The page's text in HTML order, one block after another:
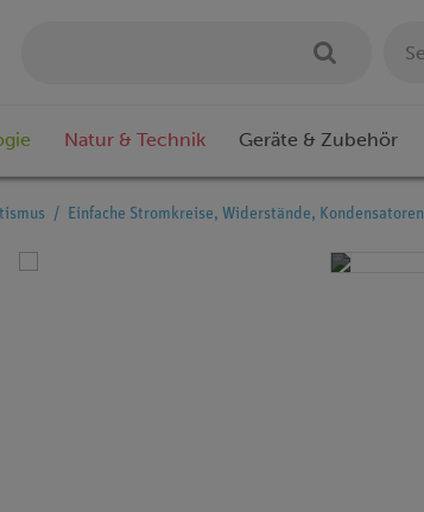
Natur & Technik Geräte & Zubehör
Einfache Stromkreise, Widerstände, Kondensatoren